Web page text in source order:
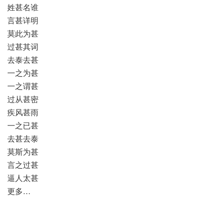
姓甚名谁
言甚详明
莫此为甚
过甚其词
去泰去甚
一之为甚
一之谓甚
过从甚密
疾风甚雨
一之已甚
去甚去泰
莫斯为甚
言之过甚
逼人太甚
更多…